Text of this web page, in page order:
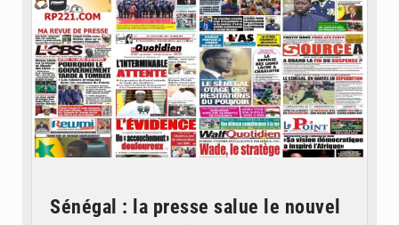
Sénégal : la presse salue le nouvel